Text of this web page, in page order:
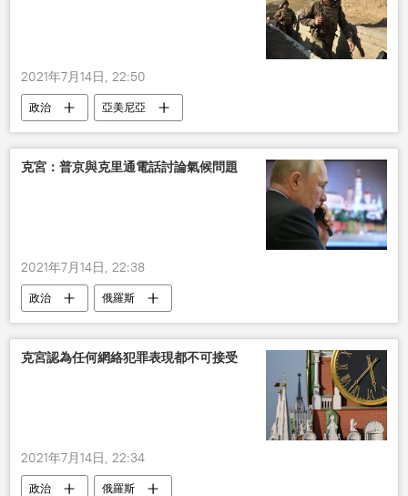
2021年7月14日, 22:50
政治 亞美尼亞
克宮：普京與克里通電話討論氣候問題
2021年7月14日, 22:38
政治 俄羅斯
克宮認為任何網絡犯罪表現都不可接受
2021年7月14日, 22:34
政治 俄羅斯